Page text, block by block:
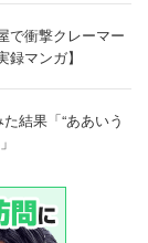
で衝撃クレーマー
マンガ】
結果「“ああいう